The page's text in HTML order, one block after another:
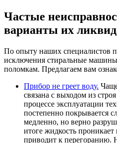
Частые
варианты их
По опыту наших специалистов
исключения стиральные
поломкам. Предлагаем вам
Прибор не греет воду.
связана с выходом из
процессе эксплуатации
постепенно покрывается
медленно, но верно
итоге жидкость
приводит к перегоранию.